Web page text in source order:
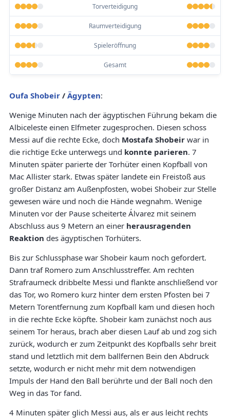
Torverteidigung
Raumverteidigung
Spieleröffnung
Gesamt
Oufa Shobeir / Ägypten:
Wenige Minuten nach der ägyptischen Führung bekam die
Albiceleste einen Elfmeter zugesprochen. Diesen schoss
Messi auf die rechte Ecke, doch Mostafa Shobeir war in
die richtige Ecke unterwegs und konnte parieren. 7
Minuten später parierte der Torhüter einen Kopfball von
Mac Allister stark. Etwas später landete ein Freistoß aus
großer Distanz am Außenpfosten, wobei Shobeir zur Stelle
gewesen wäre und noch die Hände wegnahm. Wenige
Minuten vor der Pause scheiterte Álvarez mit seinem
Abschluss aus 9 Metern an einer herausragenden
Reaktion des ägyptischen Torhüters.
Bis zur Schlussphase war Shobeir kaum noch gefordert.
Dann traf Romero zum Anschlusstreffer. Am rechten
Strafraumeck dribbelte Messi und flankte anschließend vor
das Tor, wo Romero kurz hinter dem ersten Pfosten bei 7
Metern Torentfernung zum Kopfball kam und diesen hoch
in die rechte Ecke köpfte. Shobeir kam zunächst noch aus
seinem Tor heraus, brach aber diesen Lauf ab und zog sich
zurück, wodurch er zum Zeitpunkt des Kopfballs sehr breit
stand und letztlich mit dem ballfernen Bein den Abdruck
setzte, wodurch er nicht mehr mit dem notwendigen
Impuls der Hand den Ball berührte und der Ball noch den
Weg in das Tor fand.
4 Minuten später glich Messi aus, als er aus leicht rechts